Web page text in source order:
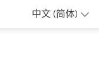
中文 (简体)